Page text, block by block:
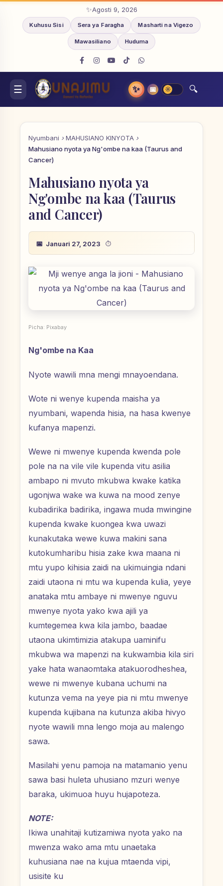
Agosti 9, 2026
Kuhusu Sisi Sera ya Faragha Masharti na Vigezo
Mawasiliano Huduma
✨ 📅
Nyumbani
MAHUSIANO KINYOTA
Mahusiano nyota ya Ng'ombe na kaa (Taurus and
Cancer)
Mahusiano nyota ya
Ng'ombe na kaa (Taurus
and Cancer)
Januari 27, 2023
Picha: Pixabay
Ng'ombe na Kaa
Nyote wawili mna mengi mnayoendana.
Wote ni wenye kupenda maisha ya
nyumbani, wapenda hisia, na hasa kwenye
kufanya mapenzi.
Wewe ni mwenye kupenda kwenda pole
pole na na vile vile kupenda vitu asilia
ambapo ni mvuto mkubwa kwake katika
ugonjwa wake wa kuwa na mood zenye
kubadirika badirika, ingawa muda mwingine
kupenda kwake kuongea kwa uwazi
kunakutaka wewe kuwa makini sana
kutokumharibu hisia zake kwa maana ni
mtu yupo kihisia zaidi na ukimuingia ndani
zaidi utaona ni mtu wa kupenda kulia, yeye
anataka mtu ambaye ni mwenye nguvu
mwenye nyota yako kwa ajili ya
kumtegemea kwa kila jambo, baadae
utaona ukimtimizia atakupa uaminifu
mkubwa wa mapenzi na kukwambia kila siri
yake hata wanaomtaka atakuorodheshea,
wewe ni mwenye kubana uchumi na
kutunza vema na yeye pia ni mtu mwenye
kupenda kujibana na kutunza akiba hivyo
nyote wawili mna lengo moja au malengo
sawa.
Masilahi yenu pamoja na matamanio yenu
sawa basi huleta uhusiano mzuri wenye
baraka, ukimuoa huyu hujapoteza.
NOTE:
Ikiwa unahitaji kutizamiwa nyota yako na
mwenza wako ama mtu unaetaka
kuhusiana nae na kujua mtaenda vipi,
usisite ku